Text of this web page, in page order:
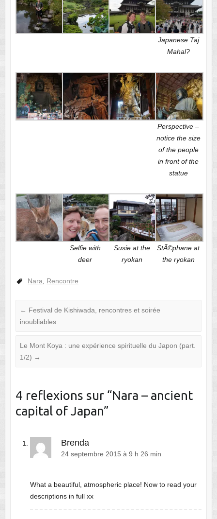
Japanese Taj
Mahal?
Perspective –
notice the size
of the people
in front of the
statue
Selfie with
deer
Susie at the
ryokan
StÃ©phane at
the ryokan
Nara Rencontre
← Festival de Kishiwada, rencontres et soirée
inoubliables
Le Mont Koya : une expérience spirituelle du Japon (part.
1/2) →
4 reflexions sur “Nara – ancient
capital of Japan”
Brenda
24 septembre 2015 à 9 h 26 min
What a beautiful, atmospheric place! Now to read your
descriptions in full xx